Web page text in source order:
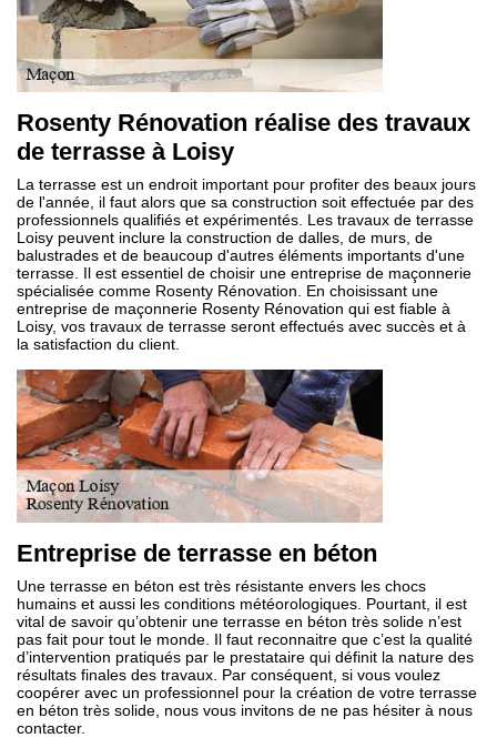
Rosenty Rénovation réalise des travaux
de terrasse à Loisy
La terrasse est un endroit important pour profiter des beaux jours
de l'année, il faut alors que sa construction soit effectuée par des
professionnels qualifiés et expérimentés. Les travaux de terrasse
Loisy peuvent inclure la construction de dalles, de murs, de
balustrades et de beaucoup d'autres éléments importants d'une
terrasse. Il est essentiel de choisir une entreprise de maçonnerie
spécialisée comme Rosenty Rénovation. En choisissant une
entreprise de maçonnerie Rosenty Rénovation qui est fiable à
Loisy, vos travaux de terrasse seront effectués avec succès et à
la satisfaction du client.
Entreprise de terrasse en béton
Une terrasse en béton est très résistante envers les chocs
humains et aussi les conditions météorologiques. Pourtant, il est
vital de savoir qu’obtenir une terrasse en béton très solide n’est
pas fait pour tout le monde. Il faut reconnaitre que c’est la qualité
d’intervention pratiqués par le prestataire qui définit la nature des
résultats finales des travaux. Par conséquent, si vous voulez
coopérer avec un professionnel pour la création de votre terrasse
en béton très solide, nous vous invitons de ne pas hésiter à nous
contacter.